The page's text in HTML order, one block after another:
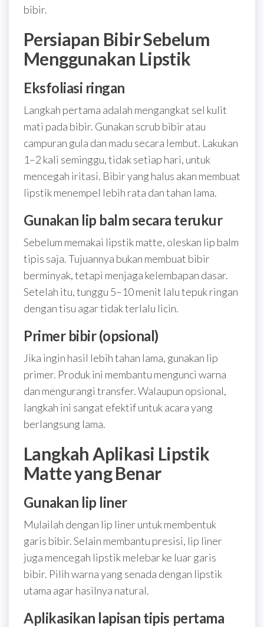
bibir.
Persiapan Bibir Sebelum
Menggunakan Lipstik
Eksfoliasi ringan
Langkah pertama adalah mengangkat sel kulit
mati pada bibir. Gunakan scrub bibir atau
campuran gula dan madu secara lembut. Lakukan
1–2 kali seminggu, tidak setiap hari, untuk
mencegah iritasi. Bibir yang halus akan membuat
lipstik menempel lebih rata dan tahan lama.
Gunakan lip balm secara terukur
Sebelum memakai lipstik matte, oleskan lip balm
tipis saja. Tujuannya bukan membuat bibir
berminyak, tetapi menjaga kelembapan dasar.
Setelah itu, tunggu 5–10 menit lalu tepuk ringan
dengan tisu agar tidak terlalu licin.
Primer bibir (opsional)
Jika ingin hasil lebih tahan lama, gunakan lip
primer. Produk ini membantu mengunci warna
dan mengurangi transfer. Walaupun opsional,
langkah ini sangat efektif untuk acara yang
berlangsung lama.
Langkah Aplikasi Lipstik
Matte yang Benar
Gunakan lip liner
Mulailah dengan lip liner untuk membentuk
garis bibir. Selain membantu presisi, lip liner
juga mencegah lipstik melebar ke luar garis
bibir. Pilih warna yang senada dengan lipstik
utama agar hasilnya natural.
Aplikasikan lapisan tipis pertama